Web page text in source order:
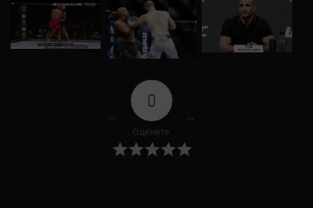
0
Оцените